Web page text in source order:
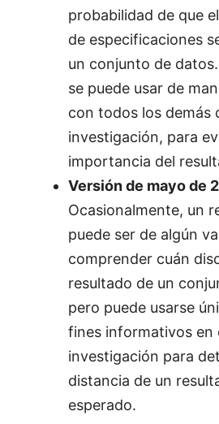
probabilidad de que
de especificaciones
un conjunto de
se puede usar de
con todos los demás
investigación, para
importancia del
Versión de mayo de
Ocasionalmente, un
puede ser de algún
comprender cuán
resultado de un
pero puede usarse
fines informativos en
investigación para
distancia de un
esperado.